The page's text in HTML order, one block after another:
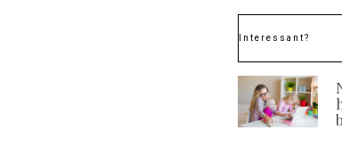
Interessant?